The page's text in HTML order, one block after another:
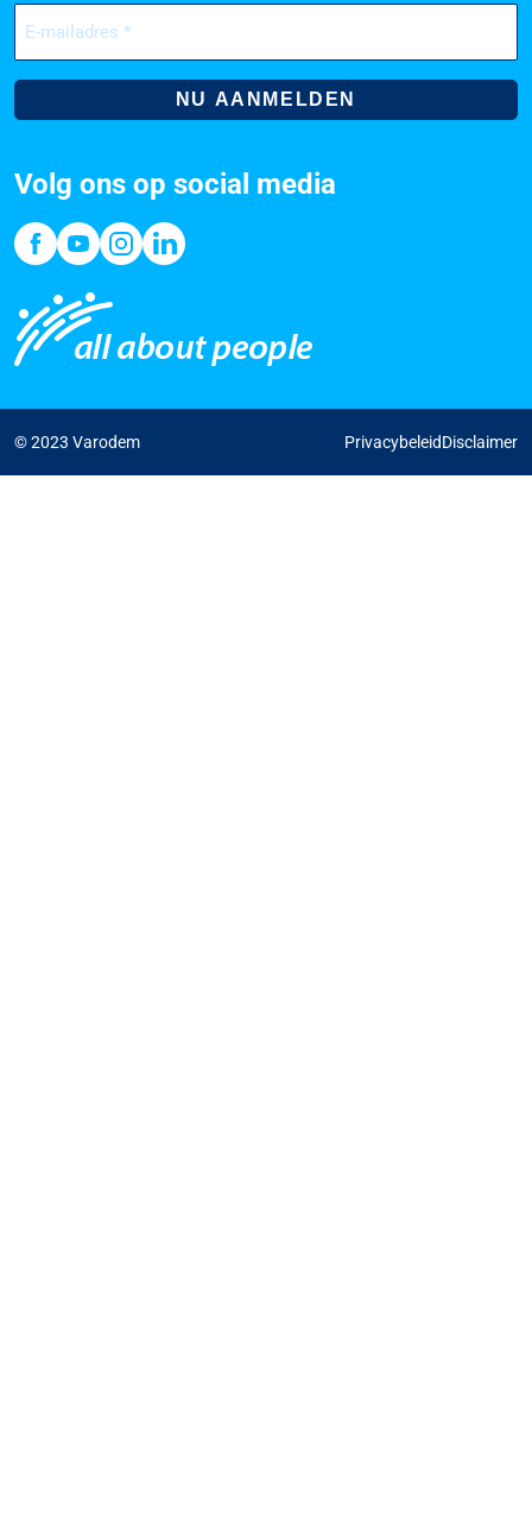
E-
mailadres
(Vereist)
Volg ons op social media
© 2023 Varodem PrivacybeleidDisclaimer